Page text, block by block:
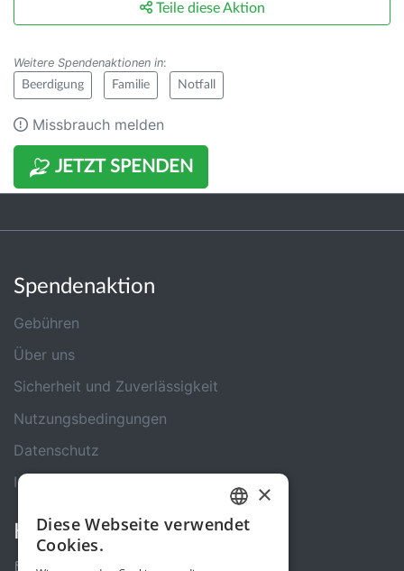
JETZT SPENDEN
Teile diese Aktion
Weitere Spendenaktionen in:
Beerdigung Familie Notfall
Missbrauch melden
Spendenaktion
Gebühren
Über uns
Sicherheit und Zuverlässigkeit
Nutzungsbedingungen
Datenschutz
Impressum
Kontakt
Kontakt-Formular
GERMAN
×
Diese Webseite verwendet
Cookies.